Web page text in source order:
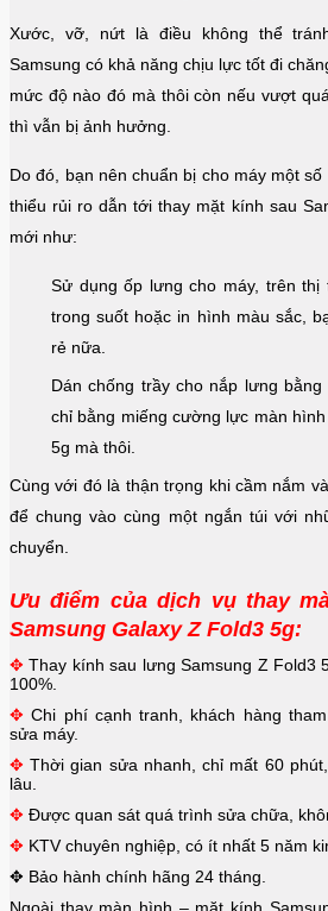
Xước, vỡ, nứt là điều không thể
Samsung có khả năng chịu lực tốt đi
mức độ nào đó mà thôi còn nếu vượt
thì vẫn bị ảnh hưởng.
Do đó, bạn nên chuẩn bị cho máy một
thiểu rủi ro dẫn tới thay mặt kính sau
mới như:
Sử dụng ốp lưng cho máy, trên
trong suốt hoặc in hình màu sắc,
rẻ nữa.
Dán chống trầy cho nắp lưng bằng
chỉ bằng miếng cường lực màn
5g mà thôi.
Cùng với đó là thận trọng khi cầm nắm
để chung vào cùng một ngắn túi với
chuyển.
Ưu điểm của dịch vụ thay
Samsung Galaxy Z Fold3 5g:
✥ Thay kính sau lưng Samsung Z Fold3
100%.
✥ Chi phí cạnh tranh, khách hàng
sửa máy.
✥ Thời gian sửa nhanh, chỉ mất 60
lâu.
✥ Được quan sát quá trình sửa chữa,
✥ KTV chuyên nghiệp, có ít nhất 5 năm
✥ Bảo hành chính hãng 24 tháng.
Ngoài thay màn hình – mặt kính